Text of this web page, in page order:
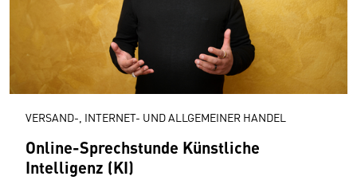
VERSAND-, INTERNET- UND ALLGEMEINER HANDEL
Online-Sprechstunde Künstliche
Intelligenz (KI)